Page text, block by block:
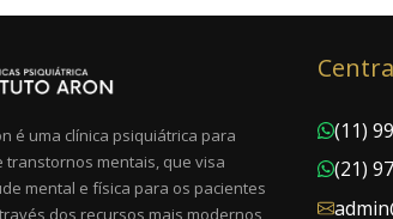
é uma clínica psiquiátrica para
transtornos mentais, que visa
mental e física para os pacientes
dos recursos mais modernos
(11)
(21)